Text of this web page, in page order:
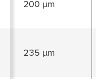
200 µm
235 µm